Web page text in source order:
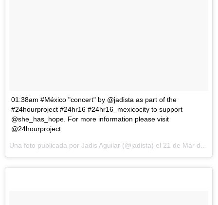
01:38am #México "concert" by @jadista as part of the
#24hourproject #24hr16 #24hr16_mexicocity to support
@she_has_hope. For more information please visit
@24hourproject
Una foto publicada por Jadis Aguilar (@jadista) el 21 de Mar de 2016 a la(s) 3:55 PDT